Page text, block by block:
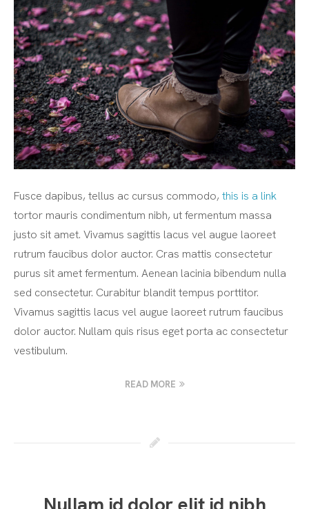
Fusce dapibus, tellus ac cursus commodo, this is a link
tortor mauris condimentum nibh, ut fermentum massa
justo sit amet. Vivamus sagittis lacus vel augue laoreet
rutrum faucibus dolor auctor. Cras mattis consectetur
purus sit amet fermentum. Aenean lacinia bibendum nulla
sed consectetur. Curabitur blandit tempus porttitor.
Vivamus sagittis lacus vel augue laoreet rutrum faucibus
dolor auctor. Nullam quis risus eget porta ac consectetur
vestibulum.
READ MORE